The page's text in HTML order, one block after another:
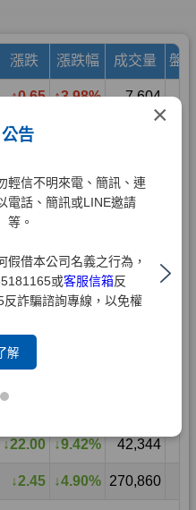
×
公告
輕信不明來電、簡訊、連
電話、簡訊或LINE邀請
等。
假借本公司名義之行為，
或客服信箱反
詐騙諮詢專線，以免權
解